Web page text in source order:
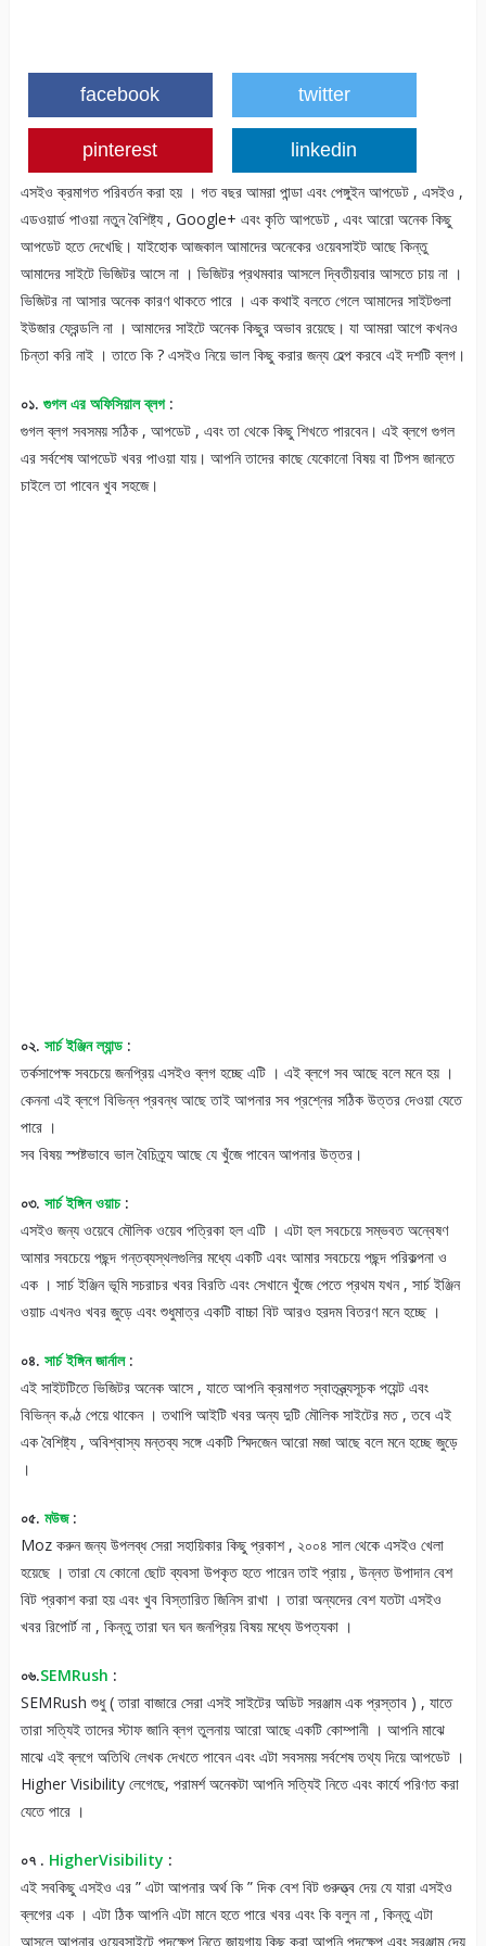
facebook twitter
pinterest linkedin
এসইও ক্রমাগত পরিবর্তন করা হয় । গত বছর আমরা পান্ডা এবং পেঙ্গুইন আপডেট , এসইও ,
এডওয়ার্ড পাওয়া নতুন বৈশিষ্ট্য , Google+ এবং কৃতি আপডেট , এবং আরো অনেক কিছু
আপডেট হতে দেখেছি। যাইহোক আজকাল আমাদের অনেকের ওয়েবসাইট আছে কিন্তু
আমাদের সাইটে ভিজিটর আসে না । ভিজিটর প্রথমবার আসলে দ্বিতীয়বার আসতে চায় না ।
ভিজিটর না আসার অনেক কারণ থাকতে পারে । এক কথাই বলতে গেলে আমাদের সাইটগুলা
ইউজার ফ্রেন্ডলি না । আমাদের সাইটে অনেক কিছুর অভাব রয়েছে। যা আমরা আগে কখনও
চিন্তা করি নাই । তাতে কি ? এসইও নিয়ে ভাল কিছু করার জন্য হেল্প করবে এই দশটি ব্লগ।
০১. গুগল এর অফিসিয়াল ব্লগ:
গুগল ব্লগ সবসময় সঠিক , আপডেট , এবং তা থেকে কিছু শিখতে পারবেন। এই ব্লগে গুগল
এর সর্বশেষ আপডেট খবর পাওয়া যায়। আপনি তাদের কাছে যেকোনো বিষয় বা টিপস জানতে
চাইলে তা পাবেন খুব সহজে।
০২. সার্চ ইঞ্জিন ল্যান্ড:
তর্কসাপেক্ষ সবচেয়ে জনপ্রিয় এসইও ব্লগ হচ্ছে এটি । এই ব্লগে সব আছে বলে মনে হয় ।
কেননা এই ব্লগে বিভিন্ন প্রবন্ধ আছে তাই আপনার সব প্রশ্নের সঠিক উত্তর দেওয়া যেতে
পারে ।
সব বিষয় স্পষ্টভাবে ভাল বৈচিত্র্য আছে যে খুঁজে পাবেন আপনার উত্তর।
০৩. সার্চ ইঙ্গিন ওয়াচ:
এসইও জন্য ওয়েবে মৌলিক ওয়েব পত্রিকা হল এটি । এটা হল সবচেয়ে সম্ভবত অন্বেষণ
আমার সবচেয়ে পছন্দ গন্তব্যস্থলগুলির মধ্যে একটি এবং আমার সবচেয়ে পছন্দ পরিকল্পনা ও
এক । সার্চ ইঞ্জিন ভূমি সচরাচর খবর বিরতি এবং সেখানে খুঁজে পেতে প্রথম যখন , সার্চ ইঞ্জিন
ওয়াচ এখনও খবর জুড়ে এবং শুধুমাত্র একটি বাচ্চা বিট আরও হরদম বিতরণ মনে হচ্ছে ।
০৪. সার্চ ইঙ্গিন জার্নাল:
এই সাইটটিতে ভিজিটর অনেক আসে , যাতে আপনি ক্রমাগত স্বাতন্ত্র্যসূচক পয়েন্ট এবং
বিভিন্ন কণ্ঠ পেয়ে থাকেন । তথাপি আইটি খবর অন্য দুটি মৌলিক সাইটের মত , তবে এই
এক বৈশিষ্ট্য , অবিশ্বাস্য মন্তব্য সঙ্গে একটি স্মিদজেন আরো মজা আছে বলে মনে হচ্ছে জুড়ে
।
০৫. মউজ:
Moz করুন জন্য উপলব্ধ সেরা সহায়িকার কিছু প্রকাশ , ২০০৪ সাল থেকে এসইও খেলা
হয়েছে । তারা যে কোনো ছোট ব্যবসা উপকৃত হতে পারেন তাই প্রায় , উন্নত উপাদান বেশ
বিট প্রকাশ করা হয় এবং খুব বিস্তারিত জিনিস রাখা । তারা অন্যদের বেশ যতটা এসইও
খবর রিপোর্ট না , কিন্তু তারা ঘন ঘন জনপ্রিয় বিষয় মধ্যে উপত্যকা ।
০৬.SEMRush :
SEMRush শুধু ( তারা বাজারে সেরা এসই সাইটের অডিট সরঞ্জাম এক প্রস্তাব ) , যাতে
তারা সত্যিই তাদের স্টাফ জানি ব্লগ ​​তুলনায় আরো আছে একটি কোম্পানী । আপনি মাঝে
মাঝে এই ব্লগে অতিথি লেখক দেখতে পাবেন এবং এটা সবসময় সর্বশেষ তথ্য দিয়ে আপডেট ।
Higher Visibility লেগেছে, পরামর্শ অনেকটা আপনি সত্যিই নিতে এবং কার্যে পরিণত করা
যেতে পারে ।
০৭ . HigherVisibility :
এই সবকিছু এসইও এর ” এটা আপনার অর্থ কি ” দিক বেশ বিট গুরুত্ত্ব দেয় যে যারা ​​এসইও
ব্লগের এক । এটা ঠিক আপনি এটা মানে হতে পারে খবর এবং কি বলুন না , কিন্তু এটা
আসলে আপনার ওয়েবসাইটে পদক্ষেপ নিতে জায়গায় কিছু করা আপনি পদক্ষেপ এবং সরঞ্জাম দেয়